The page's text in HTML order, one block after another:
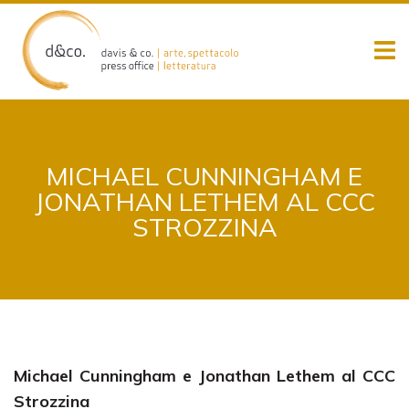
content
MICHAEL CUNNINGHAM E
JONATHAN LETHEM AL CCC
STROZZINA
Michael Cunningham e Jonathan Lethem al CCC
Strozzina